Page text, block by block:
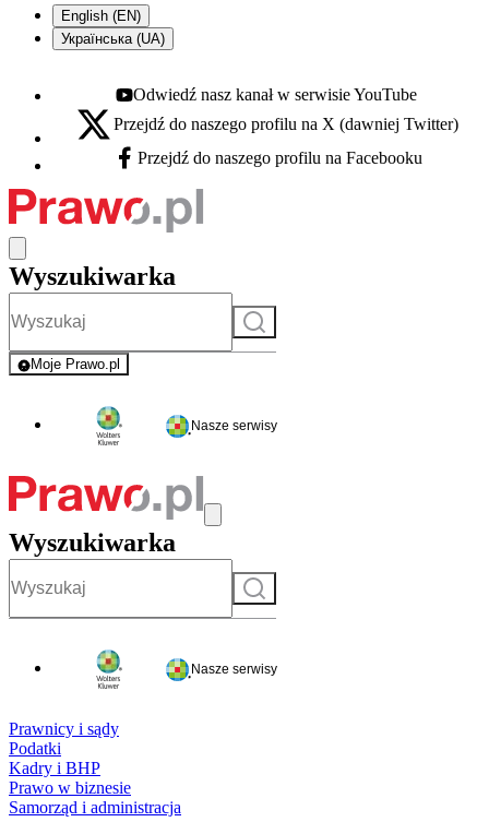
English (EN)
Українська (UA)
Youtube - otwiera się w nowej karcie
Odwiedź nasz kanał w serwisie YouTube
X - otwiera się w nowej karcie
Przejdź do naszego profilu na X (dawniej Twitter)
Facebook - otwiera się w nowej karcie
Przejdź do naszego profilu na Facebooku
Wyszukiwarka
Szukaj
Moje Prawo.pl
- rejestracja i logowanie do serwisu
Nasze serwisy
Wyszukiwarka
Szukaj
Nasze serwisy
Prawnicy i sądy
Podatki
Kadry i BHP
Prawo w biznesie
Samorząd i administracja